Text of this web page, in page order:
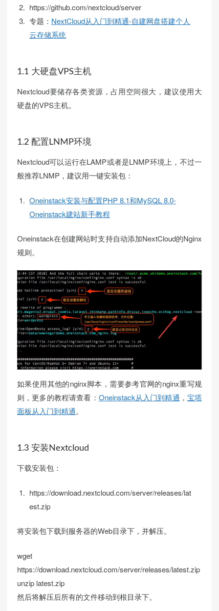
https://github.com/nextcloud/server
专题： NextCloud从入门到精通-自建网盘搭建个人
云存储系统
1.1 大硬盘VPS主机
Nextcloud要储存各类资源，占用空间很大，建议使用大
硬盘的VPS主机。
1.2 配置LNMP环境
Nextcloud可以运行在LAMP或者是LNMP环境上，不过一
般推荐LNMP，建议用一键安装包：
Oneinstack安装与配置PHP 8.1和MySQL 8.0-
Oneinstack建站新手教程
Oneinstack在创建网站时支持自动添加NextCloud的Nginx
规则。
如果使用其他的nginx脚本，需要参考官网的nginx重写规
则，更多的教程请查看： Oneinstack从入门到精通 ， 宝塔
面板从入门到精通。
1.3 安装Nextcloud
下载安装包：
https://download.nextcloud.com/server/releases/lat
est.zip
将安装包下载到服务器的Web目录下，并解压。
wget
https://download.nextcloud.com/server/releases/latest.zip
unzip latest.zip
然后将解压后所有的文件移动到根目录下。